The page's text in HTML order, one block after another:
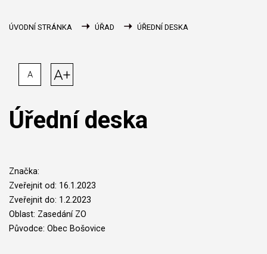
ÚVODNÍ STRÁNKA ÚŘAD ÚŘEDNÍ DESKA
A A+
Úřední deska
Značka:
Zveřejnit od: 16.1.2023
Zveřejnit do: 1.2.2023
Oblast: Zasedání ZO
Původce: Obec Bošovice